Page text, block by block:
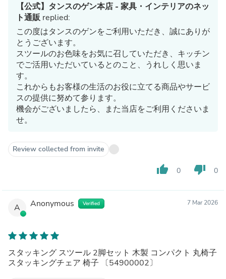
【公式】タンスのゲン本店 - 家具・インテリアのネッ
ト通販replied:
この度はタンスのゲンをご利用いただき、誠にありが
とうございます。
スツールのお色味をお気に召していただき、キッチン
でご活用いただいているとのこと、うれしく思いま
す。
これからもお客様の生活のお役に立てる商品やサービ
スの提供に努めて参ります。
機会がございましたら、また当店をご利用くださいま
せ。
Review collected from invite
thumb_up 0 thumb_down 0
A Anonymous Verified 7 Mar 2026
スタッキング スツール 2脚セット 木製 コンパクト 丸椅子
スタッキングチェア 椅子 〔54900002〕